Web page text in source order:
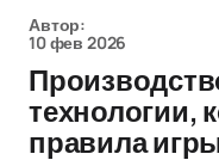
Автор:
10 фев 2026
технологии,
правила